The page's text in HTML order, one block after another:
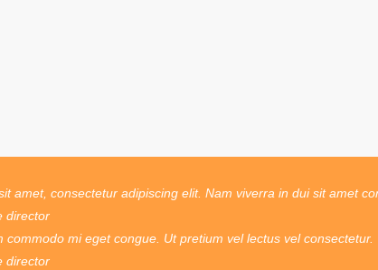
amet, consectetur adipiscing elit. Nam viverra in dui sit amet
director
commodo mi eget congue. Ut pretium vel lectus vel consectetur.
director